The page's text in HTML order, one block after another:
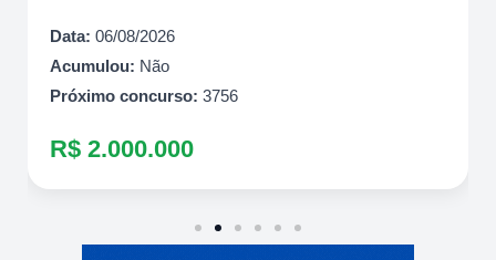
Data: 06/08/2026
Acumulou: Não
Próximo concurso: 3756
R$ 2.000.000